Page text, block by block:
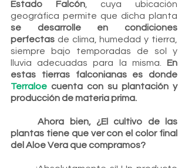
Estado Falcón, cuya ubicación
se desarrolle en condiciones
perfectas de clima, humedad y tierra,
siempre bajo temporadas de sol y
lluvia adecuadas para la misma. En
Terraloe cuenta con su plantación y
producción de materia prima.
Ahora bien, ¿El cultivo de las
plantas tiene que ver con el color final
del Aloe Vera que compramos?